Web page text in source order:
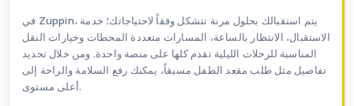
في Zuppin، يتم استقبالك بحلول مرنة تتشكل وفقاً لاحتياجاتك؛ خدمة
الاستقبال، الانتظار بالساعة، المسارات متعددة المحطات وخيارات النقل
المناسبة للرحلات الليلية تقدم كلها على منصة واحدة. ومن خلال تحديد
تفاصيل مثل طلب مقعد الطفل مسبقاً، يمكنك رفع السلامة والراحة إلى
أعلى مستوى.